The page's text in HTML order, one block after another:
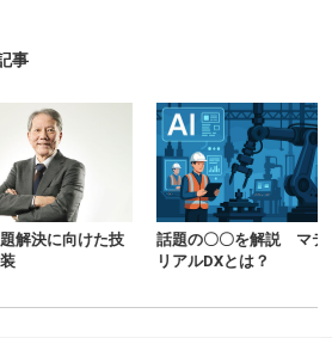
事
話題の〇〇を解説 マテ
高度リサイク
装を加速する